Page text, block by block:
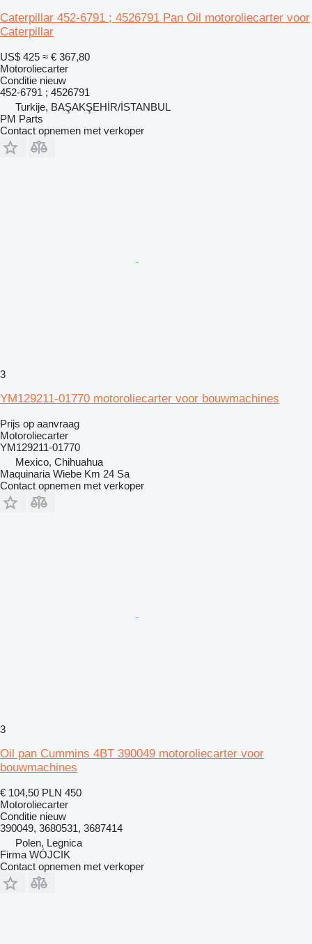
Caterpillar 452-6791 ; 4526791 Pan Oil motoroliecarter voor
Caterpillar
US$ 425 ≈ € 367,80
Motoroliecarter
Conditie nieuw
452-6791 ; 4526791
Turkije, BAŞAKŞEHİR/İSTANBUL
PM Parts
Contact opnemen met verkoper
3
YM129211-01770 motoroliecarter voor bouwmachines
Prijs op aanvraag
Motoroliecarter
YM129211-01770
Mexico, Chihuahua
Maquinaria Wiebe Km 24 Sa
Contact opnemen met verkoper
3
Oil pan Cummins 4BT 390049 motoroliecarter voor
bouwmachines
€ 104,50 PLN 450
Motoroliecarter
Conditie nieuw
390049, 3680531, 3687414
Polen, Legnica
Firma WÓJCIK
Contact opnemen met verkoper